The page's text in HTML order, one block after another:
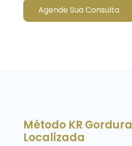
Agende Sua Consulta
Método KR Gordura
Localizada